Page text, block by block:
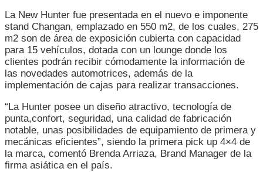
DE
CHANGAN
EN
BOLIVIA
La New Hunter fue presentada en el nuevo e imponente
stand Changan, emplazado en 550 m2, de los cuales, 275
m2 son de área de exposición cubierta con capacidad
para 15 vehículos, dotada con un lounge donde los
clientes podrán recibir cómodamente la información de
las novedades automotrices, además de la
implementación de cajas para realizar transacciones.
“La Hunter posee un diseño atractivo, tecnología de
punta,confort, seguridad, una calidad de fabricación
notable, unas posibilidades de equipamiento de primera y
mecánicas eficientes”, siendo la primera pick up 4×4 de
la marca, comentó Brenda Arriaza, Brand Manager de la
firma asiática en el país.